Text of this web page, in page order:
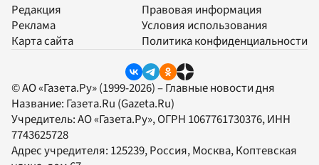
Редакция
Реклама
Карта сайта
Правовая информация
Условия использования
Политика конфиденциальности
© АО «Газета.Ру» (1999-2026) – Главные новости дня
Название: Газета.Ru (Gazeta.Ru)
Учредитель:АО «Газета.Ру», ОГРН 1067761730376, ИНН
7743625728
Адрес учредителя: 125239, Россия, Москва, Коптевская